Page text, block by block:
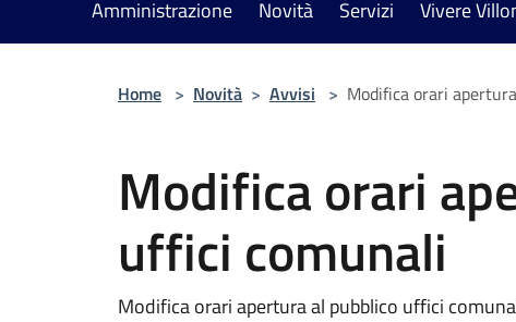
Amministrazione Novità Servizi Vivere
Home > Novità > Avvisi > Modifica orari
Modifica orari
uffici comunali
Modifica orari apertura al pubblico uffici